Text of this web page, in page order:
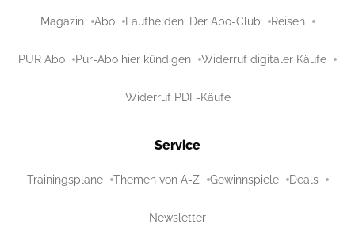
Magazin Abo Laufhelden: Der Abo-Club Reisen
PUR Abo Pur-Abo hier kündigen Widerruf digitaler Käufe
Widerruf PDF-Käufe
Service
Trainingspläne Themen von A-Z Gewinnspiele Deals
Newsletter